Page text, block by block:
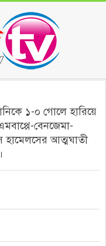
১-০ গোলে হারিয়ে
বেনজেমা-
হামেলসের আত্মঘাতী